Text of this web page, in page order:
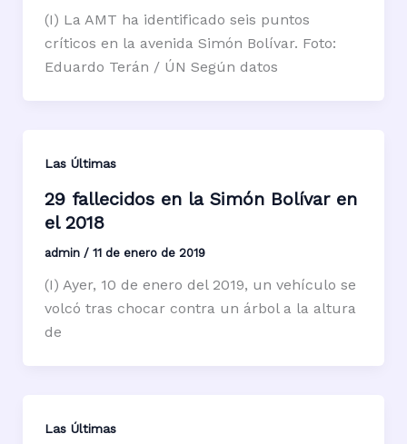
(I) La AMT ha identificado seis puntos
críticos en la avenida Simón Bolívar. Foto:
Eduardo Terán / ÚN Según datos
Las Últimas
29 fallecidos en la Simón Bolívar en
el 2018
admin / 11 de enero de 2019
(I) Ayer, 10 de enero del 2019, un vehículo se
volcó tras chocar contra un árbol a la altura
de
Las Últimas